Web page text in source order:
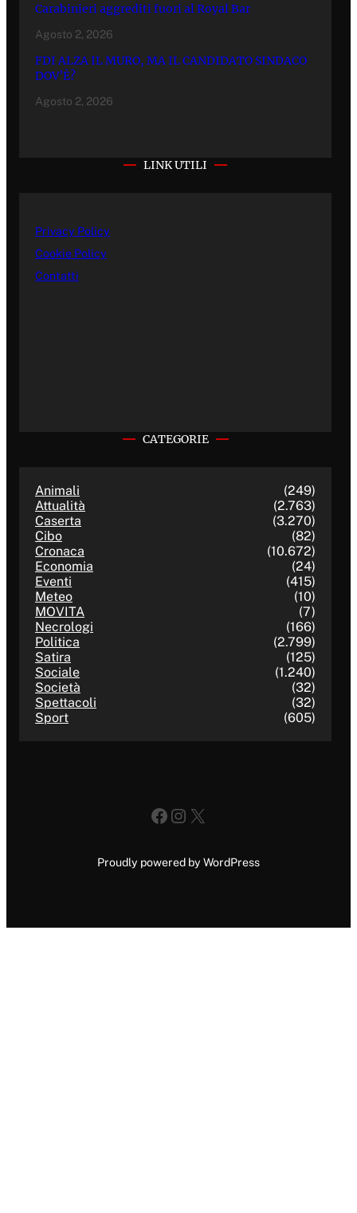
Carabinieri aggrediti fuori al Royal Bar
Agosto 2, 2026
FDI ALZA IL MURO, MA IL CANDIDATO SINDACO
DOV’È?
Agosto 2, 2026
LINK UTILI
Privacy Policy
Cookie Policy
Contatti
CATEGORIE
Animali
(249)
Attualità
(2.763)
Caserta
(3.270)
Cibo
(82)
Cronaca
(10.672)
Economia
(24)
Eventi
(415)
Meteo
(10)
MOVITA
(7)
Necrologi
(166)
Politica
(2.799)
Satira
(125)
Sociale
(1.240)
Società
(32)
Spettacoli
(32)
Sport
(605)
Facebook
Instagram
X
Proudly powered by WordPress